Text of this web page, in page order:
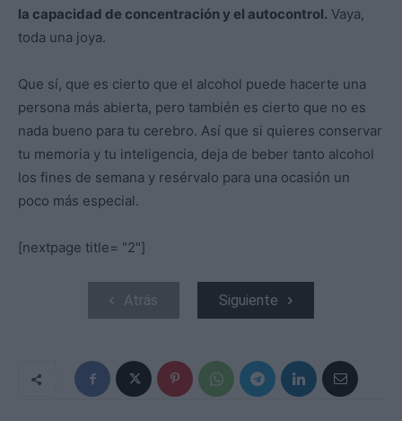
la capacidad de concentración y el autocontrol. Vaya,
toda una joya.
Que sí, que es cierto que el alcohol puede hacerte una
persona más abierta, pero también es cierto que no es
nada bueno para tu cerebro. Así que si quieres conservar
tu memoria y tu inteligencia, deja de beber tanto alcohol
los fines de semana y resérvalo para una ocasión un
poco más especial.
[nextpage title= "2"]
Atrás Siguiente